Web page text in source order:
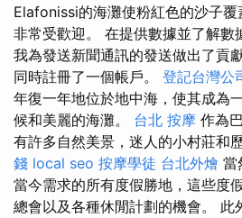
Elafonissi的海灘使粉紅色的沙子覆
非常受歡迎。 在提供數據並了解數
我為發送新聞通訊的發送做出了貢
同時註冊了一個帳戶。 登記台灣公
年復一年地位於地中海，使其成為
候和美麗的海灘。 台北 按摩 作為
有許多自然美景，迷人的小村莊和
錢 local seo 按摩學徒 台北外燴 當
當今需求的所有度假勝地，這些度
總會以及各種休閒計劃的機會。